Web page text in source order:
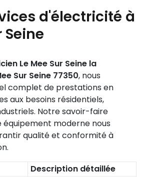
d'électricité à
Seine
Le Mee Sur Seine la
Sur Seine 77350, nous
complet de prestations en
aux besoins résidentiels,
Notre savoir-faire
moderne nous
qualité et conformité à
Description détaillée